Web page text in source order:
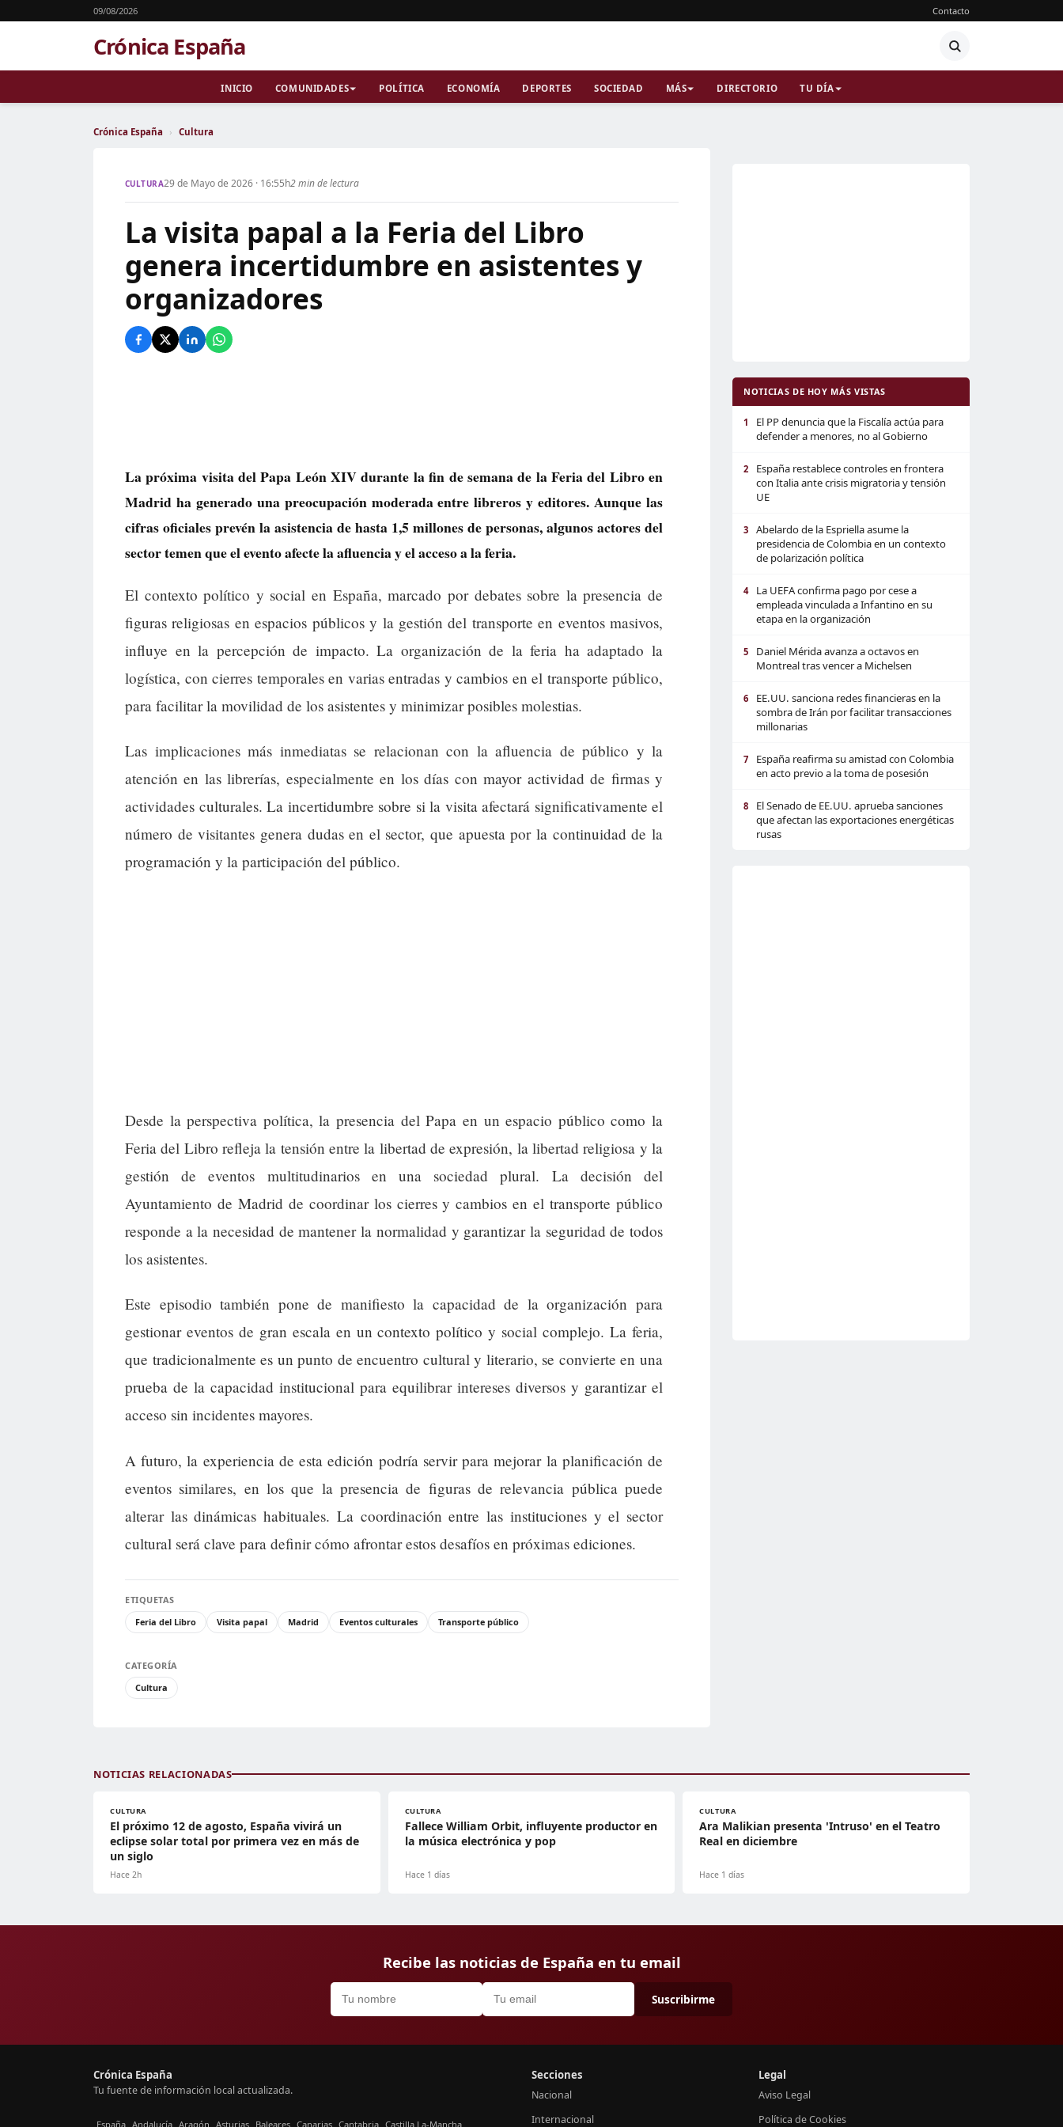
09/08/2026 Contacto
Crónica España
INICIO COMUNIDADES POLÍTICA ECONOMÍA DEPORTES SOCIEDAD MÁS DIRECTORIO TU DÍA
Crónica España › Cultura
CULTURA29 de Mayo de 2026 · 16:55h2 min de lectura
La visita papal a la Feria del Libro
genera incertidumbre en asistentes y
organizadores
La próxima visita del Papa León XIV durante la fin de semana de la Feria del Libro en
Madrid ha generado una preocupación moderada entre libreros y editores. Aunque las
cifras oficiales prevén la asistencia de hasta 1,5 millones de personas, algunos actores del
sector temen que el evento afecte la afluencia y el acceso a la feria.
El contexto político y social en España, marcado por debates sobre la presencia de
figuras religiosas en espacios públicos y la gestión del transporte en eventos masivos,
influye en la percepción de impacto. La organización de la feria ha adaptado la
logística, con cierres temporales en varias entradas y cambios en el transporte público,
para facilitar la movilidad de los asistentes y minimizar posibles molestias.
Las implicaciones más inmediatas se relacionan con la afluencia de público y la
atención en las librerías, especialmente en los días con mayor actividad de firmas y
actividades culturales. La incertidumbre sobre si la visita afectará significativamente el
número de visitantes genera dudas en el sector, que apuesta por la continuidad de la
programación y la participación del público.
Desde la perspectiva política, la presencia del Papa en un espacio público como la
Feria del Libro refleja la tensión entre la libertad de expresión, la libertad religiosa y la
gestión de eventos multitudinarios en una sociedad plural. La decisión del
Ayuntamiento de Madrid de coordinar los cierres y cambios en el transporte público
responde a la necesidad de mantener la normalidad y garantizar la seguridad de todos
los asistentes.
Este episodio también pone de manifiesto la capacidad de la organización para
gestionar eventos de gran escala en un contexto político y social complejo. La feria,
que tradicionalmente es un punto de encuentro cultural y literario, se convierte en una
prueba de la capacidad institucional para equilibrar intereses diversos y garantizar el
acceso sin incidentes mayores.
A futuro, la experiencia de esta edición podría servir para mejorar la planificación de
eventos similares, en los que la presencia de figuras de relevancia pública puede
alterar las dinámicas habituales. La coordinación entre las instituciones y el sector
cultural será clave para definir cómo afrontar estos desafíos en próximas ediciones.
ETIQUETAS
Feria del Libro
Visita papal Madrid Eventos culturales Transporte público
CATEGORÍA
Cultura
NOTICIAS DE HOY MÁS VISTAS
1
El PP denuncia que la Fiscalía actúa para
defender a menores, no al Gobierno
2
España restablece controles en frontera
con Italia ante crisis migratoria y tensión
UE
3
Abelardo de la Espriella asume la
presidencia de Colombia en un contexto
de polarización política
4
La UEFA confirma pago por cese a
empleada vinculada a Infantino en su
etapa en la organización
5
Daniel Mérida avanza a octavos en
Montreal tras vencer a Michelsen
6
EE.UU. sanciona redes financieras en la
sombra de Irán por facilitar transacciones
millonarias
7
España reafirma su amistad con Colombia
en acto previo a la toma de posesión
8
El Senado de EE.UU. aprueba sanciones
que afectan las exportaciones energéticas
rusas
NOTICIAS RELACIONADAS
CULTURA
El próximo 12 de agosto, España vivirá un
eclipse solar total por primera vez en más de
un siglo
Hace 2h
CULTURA
Fallece William Orbit, influyente productor en
la música electrónica y pop
Hace 1 días
CULTURA
Ara Malikian presenta 'Intruso' en el Teatro
Real en diciembre
Hace 1 días
Recibe las noticias de España en tu email
Suscribirme
Crónica España
Tu fuente de información local actualizada.
España Andalucía Aragón Asturias Baleares Canarias Cantabria Castilla La-Mancha
Secciones
Nacional
Internacional
Legal
Aviso Legal
Política de Cookies